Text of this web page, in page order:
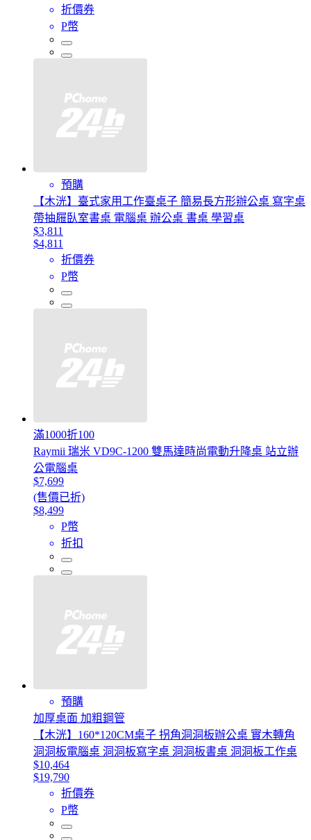
折價券
P幣
預購
【木洸】臺式家用工作臺桌子 簡易長方形辦公桌 寫字桌
帶抽屜臥室書桌 電腦桌 辦公桌 書桌 學習桌
$3,811
$4,811
折價券
P幣
滿1000折100
Raymii 瑞米 VD9C-1200 雙馬達時尚電動升降桌 站立辦
公電腦桌
$7,699
(售價已折)
$8,499
P幣
折扣
預購
加厚桌面 加粗鋼管
【木洸】160*120CM桌子 拐角洞洞板辦公桌 實木轉角
洞洞板電腦桌 洞洞板寫字桌 洞洞板書桌 洞洞板工作桌
$10,464
$19,790
折價券
P幣